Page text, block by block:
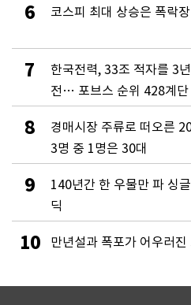
6 코스피 최대 상승은 폭락
7
한국전력, 33조 적자를 3
전… 포브스 순위 428계단
8
경매시장 주류로 떠오른
3명 중 1명은 30대
9
140년간 한 우물만 파 싱
딕
10 만년설과 폭포가 어우러